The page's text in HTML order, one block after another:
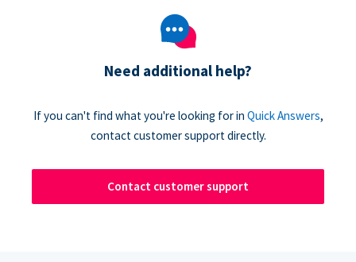
Need additional help?
If you can't find what you're looking for in Quick Answers,
contact customer support directly.
Contact customer support